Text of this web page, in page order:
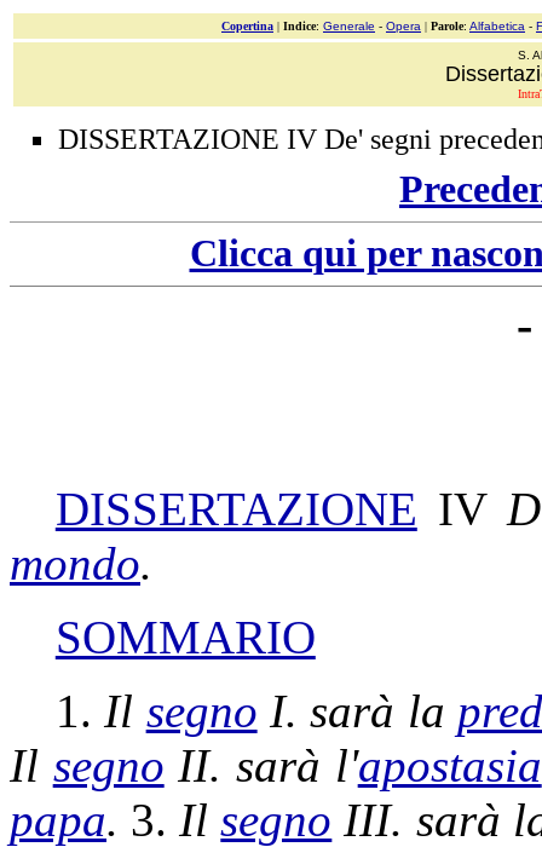
Copertina | Indice: Generale - Opera | Parole: Alfabetica -
S.
DISSERTAZIONE IV De' segni
Clicca qui per
DISSERTAZIONE IV
mondo.
SOMMARIO
1. Il segno I. sarà la
Il segno II. sarà l'apostasia
papa. 3. Ilsegno III. sarà